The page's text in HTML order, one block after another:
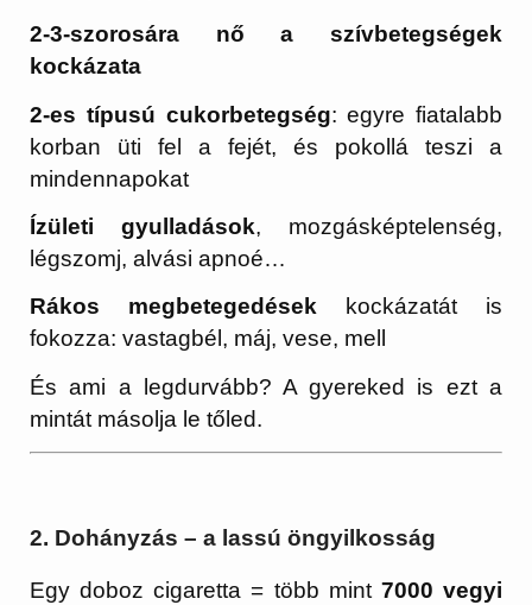
2-3-szorosára nő a szívbetegségek
kockázata
2-es típusú cukorbetegség: egyre fiatalabb
korban üti fel a fejét, és pokollá teszi a
mindennapokat
Ízületi gyulladások, mozgásképtelenség,
légszomj, alvási apnoé…
Rákos megbetegedések kockázatát is
fokozza: vastagbél, máj, vese, mell
És ami a legdurvább? A gyereked is ezt a
mintát másolja le tőled.
2. Dohányzás – a lassú öngyilkosság
Egy doboz cigaretta = több mint 7000 vegyi